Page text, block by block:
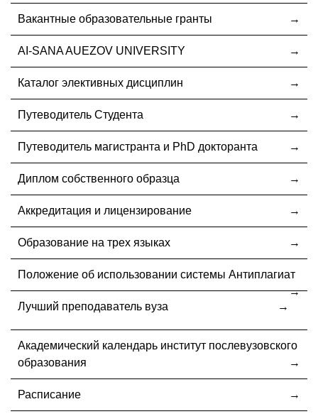
Вакантные образовательные гранты
AI-SANA AUEZOV UNIVERSITY
Каталог элективных дисциплин
Путеводитель Студента
Путеводитель магистранта и PhD докторанта
Диплом собственного образца
Аккредитация и лицензирование
Образование на трех языках
Положение об использовании системы Антиплагиат
Лучший преподаватель вуза
Академический календарь институт послевузовского
образования
Расписание